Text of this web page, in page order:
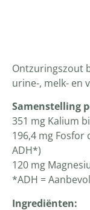
Ontzuringszout
urine-, melk- en
Samenstelling
351 mg Kalium
196,4 mg
ADH*)
120 mg
*ADH =
Ingrediënten: